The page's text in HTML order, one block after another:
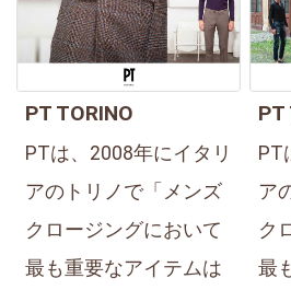
PT TORINO
PTは、2008年にイタリ
アのトリノで「メンズ
クロージングにおいて
最も重要なアイテムは
PT
PT
ア
ク
最